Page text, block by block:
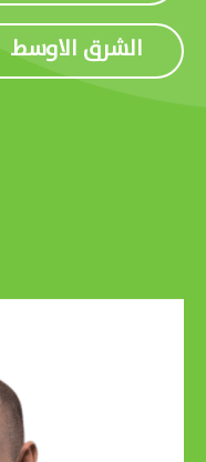
الشرق الاوسط